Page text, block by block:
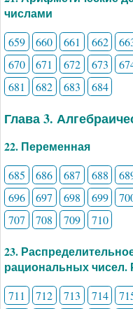
числами
659 660 661 662
670
671 672 673
681
682 683 684
Глава 3.
22. Переменная
685 686 687 688
696
697 698 699
707
708 709 710
23.
рациональных чисел.
711 712 713 714